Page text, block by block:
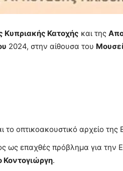
Κυπριακής Κατοχής και της
2024, στην αίθουσα του
οπτικοακουστικό αρχείο της
ως επαχθές πρόβλημα για την
Κοντογιώργη.